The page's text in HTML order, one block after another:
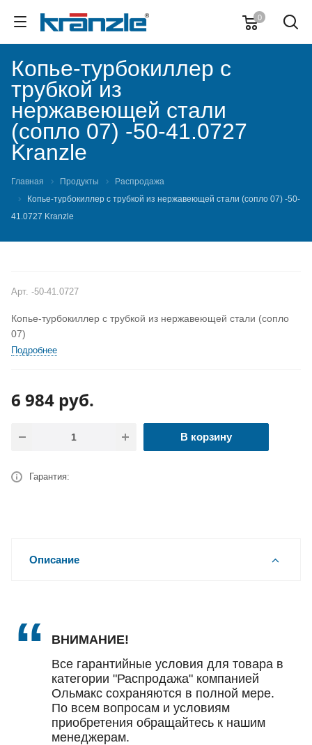
0
Копье-турбокиллер с
трубкой из
нержавеющей стали
(сопло 07) -50-41.0727
Kranzle
Главная Продукты
Распродажа
Копье-турбокиллер с трубкой из нержавеющей стали (сопло 07) -50-
41.0727 Kranzle
Арт. -50-41.0727
Копье-турбокиллер с трубкой из нержавеющей стали (сопло
07)
Подробнее
6 984 руб.
В корзину
Гарантия:
Описание
ВНИМАНИЕ!
Все гарантийные условия для товара в
категории "Распродажа" компанией
Ольмакс сохраняются в полной мере.
По всем вопросам и условиям
приобретения обращайтесь к нашим
менеджерам.